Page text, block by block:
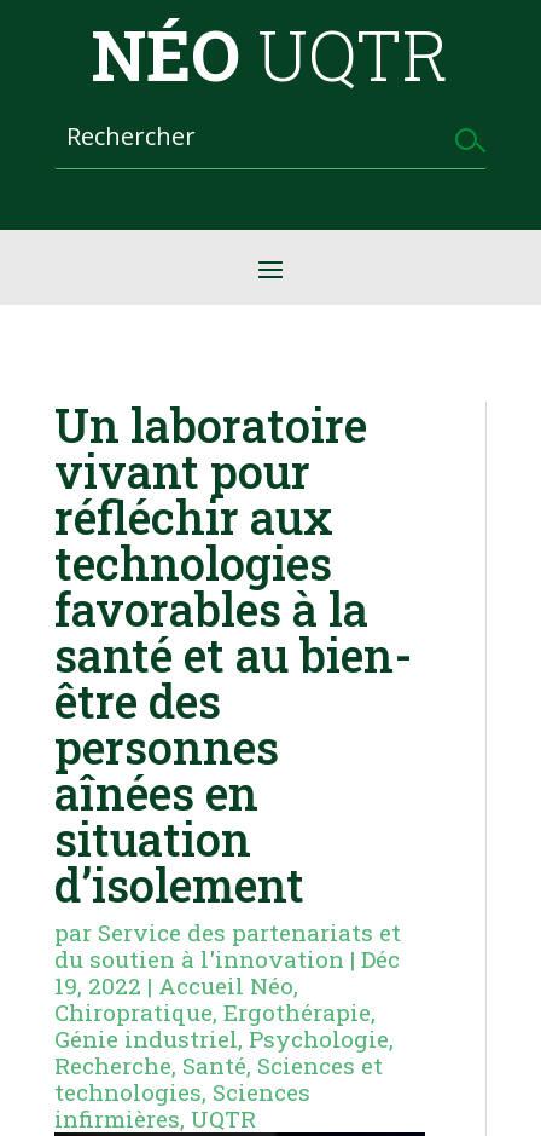
NÉO UQTR
Un laboratoire
vivant pour
réfléchir aux
technologies
favorables à la
santé et au bien-
être des
personnes
aînées en
situation
d’isolement
par Service des partenariats et
du soutien à l'innovation | Déc
19, 2022 | Accueil Néo,
Chiropratique, Ergothérapie,
Génie industriel, Psychologie,
Recherche, Santé, Sciences et
technologies, Sciences
infirmières, UQTR